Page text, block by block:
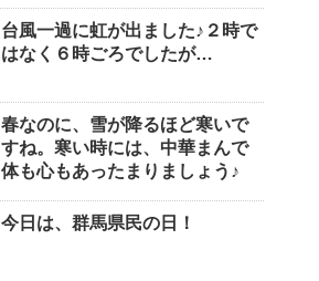
台風一過に虹が出ました♪２時で
はなく６時ごろでしたが…
春なのに、雪が降るほど寒いで
すね。寒い時には、中華まんで
体も心もあったまりましょう♪
今日は、群馬県民の日！